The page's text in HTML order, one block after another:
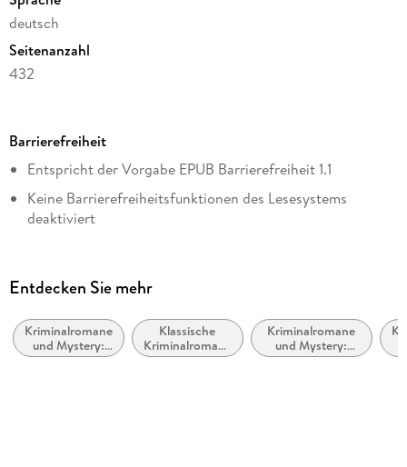
deutsch
Seitenanzahl
432
Reihe
Svetlana und Tommi ermitteln, 1
Autor/Autorin
Volker Klüpfel
Penguin Random House
mit Wasserzeichen versehen
Family Sharing
Barrierefreiheit
Entspricht der Vorgabe EPUB Barrierefreiheit 1.1
Keine Barrierefreiheitsfunktionen des Lesesystems
deaktiviert
Navigation über vorherige/nächste Abschnitte möglich
ARIA-Rollen vorhanden
Entdecken Sie mehr
Kriminalromane
und Mystery:
Humor
Klassische
Kriminalromane
und Mystery
Kriminalromane
und Mystery:
Privatdetektiv /